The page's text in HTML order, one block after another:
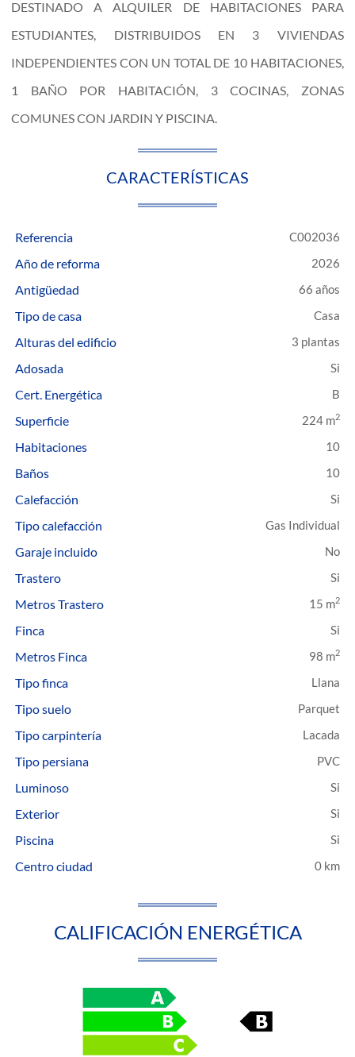
DESTINADO A ALQUILER DE HABITACIONES PARA
ESTUDIANTES, DISTRIBUIDOS EN 3 VIVIENDAS
INDEPENDIENTES CON UN TOTAL DE 10 HABITACIONES,
1 BAÑO POR HABITACIÓN, 3 COCINAS, ZONAS
COMUNES CON JARDIN Y PISCINA.
CARACTERÍSTICAS
Referencia C002036
Año de reforma 2026
Antigüedad 66 años
Tipo de casa Casa
Alturas del edificio 3 plantas
Adosada
Cert. Energética
B
Superficie 224 m2
Habitaciones 10
Baños 10
Calefacción
Tipo calefacción
Gas Individual
Garaje incluido
Trastero
Metros Trastero
15 m2
Finca
Metros Finca
98 m2
Tipo finca Llana
Tipo suelo Parquet
Tipo carpintería Lacada
Tipo persiana PVC
Luminoso
Exterior
Piscina
Centro ciudad
0 km
CALIFICACIÓN ENERGÉTICA